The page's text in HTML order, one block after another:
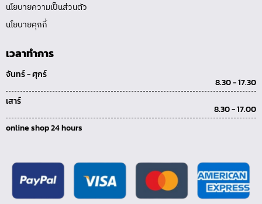
นโยบายความเป็นส่วนตัว
นโยบายคุกกี้
เวลาทำการ
จันทร์ - ศุกร์
8.30 - 17.30
เสาร์
8.30 - 17.00
online shop 24 hours